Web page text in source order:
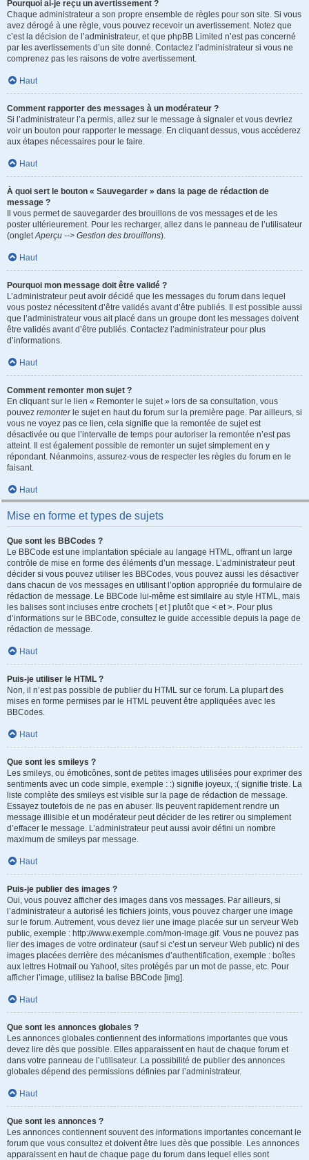
Pourquoi ai-je reçu un avertissement ?
Chaque administrateur a son propre ensemble de règles pour son site. Si vous
avez dérogé à une règle, vous pouvez recevoir un avertissement. Notez que
c’est la décision de l’administrateur, et que phpBB Limited n’est pas concerné
par les avertissements d’un site donné. Contactez l’administrateur si vous ne
comprenez pas les raisons de votre avertissement.
Haut
Comment rapporter des messages à un modérateur ?
Si l’administrateur l’a permis, allez sur le message à signaler et vous devriez
voir un bouton pour rapporter le message. En cliquant dessus, vous accéderez
aux étapes nécessaires pour le faire.
Haut
À quoi sert le bouton « Sauvegarder » dans la page de rédaction de
message ?
Il vous permet de sauvegarder des brouillons de vos messages et de les
poster ultérieurement. Pour les recharger, allez dans le panneau de l’utilisateur
(ongletAperçu --> Gestion des brouillons).
Haut
Pourquoi mon message doit être validé ?
L’administrateur peut avoir décidé que les messages du forum dans lequel
vous postez nécessitent d’être validés avant d’être publiés. Il est possible aussi
que l’administrateur vous ait placé dans un groupe dont les messages doivent
être validés avant d’être publiés. Contactez l’administrateur pour plus
d’informations.
Haut
Comment remonter mon sujet ?
En cliquant sur le lien « Remonter le sujet » lors de sa consultation, vous
pouvez remonterle sujet en haut du forum sur la première page. Par ailleurs, si
vous ne voyez pas ce lien, cela signifie que la remontée de sujet est
désactivée ou que l’intervalle de temps pour autoriser la remontée n’est pas
atteint. Il est également possible de remonter un sujet simplement en y
répondant. Néanmoins, assurez-vous de respecter les règles du forum en le
faisant.
Haut
Mise en forme et types de sujets
Que sont les BBCodes ?
Le BBCode est une implantation spéciale au langage HTML, offrant un large
contrôle de mise en forme des éléments d’un message. L’administrateur peut
décider si vous pouvez utiliser les BBCodes, vous pouvez aussi les désactiver
dans chacun de vos messages en utilisant l’option appropriée du formulaire de
rédaction de message. Le BBCode lui-même est similaire au style HTML, mais
les balises sont incluses entre crochets [ et ] plutôt que < et >. Pour plus
d’informations sur le BBCode, consultez le guide accessible depuis la page de
rédaction de message.
Haut
Puis-je utiliser le HTML ?
Non, il n’est pas possible de publier du HTML sur ce forum. La plupart des
mises en forme permises par le HTML peuvent être appliquées avec les
BBCodes.
Haut
Que sont les smileys ?
Les smileys, ou émoticônes, sont de petites images utilisées pour exprimer des
sentiments avec un code simple, exemple : :) signifie joyeux, :( signifie triste. La
liste complète des smileys est visible sur la page de rédaction de message.
Essayez toutefois de ne pas en abuser. Ils peuvent rapidement rendre un
message illisible et un modérateur peut décider de les retirer ou simplement
d’effacer le message. L’administrateur peut aussi avoir défini un nombre
maximum de smileys par message.
Haut
Puis-je publier des images ?
Oui, vous pouvez afficher des images dans vos messages. Par ailleurs, si
l’administrateur a autorisé les fichiers joints, vous pouvez charger une image
sur le forum. Autrement, vous devez lier une image placée sur un serveur Web
public, exemple : http://www.exemple.com/mon-image.gif. Vous ne pouvez pas
lier des images de votre ordinateur (sauf si c’est un serveur Web public) ni des
images placées derrière des mécanismes d’authentification, exemple : boîtes
aux lettres Hotmail ou Yahoo!, sites protégés par un mot de passe, etc. Pour
afficher l’image, utilisez la balise BBCode [img].
Haut
Que sont les annonces globales ?
Les annonces globales contiennent des informations importantes que vous
devez lire dès que possible. Elles apparaissent en haut de chaque forum et
dans votre panneau de l’utilisateur. La possibilité de publier des annonces
globales dépend des permissions définies par l’administrateur.
Haut
Que sont les annonces ?
Les annonces contiennent souvent des informations importantes concernant le
forum que vous consultez et doivent être lues dès que possible. Les annonces
apparaissent en haut de chaque page du forum dans lequel elles sont